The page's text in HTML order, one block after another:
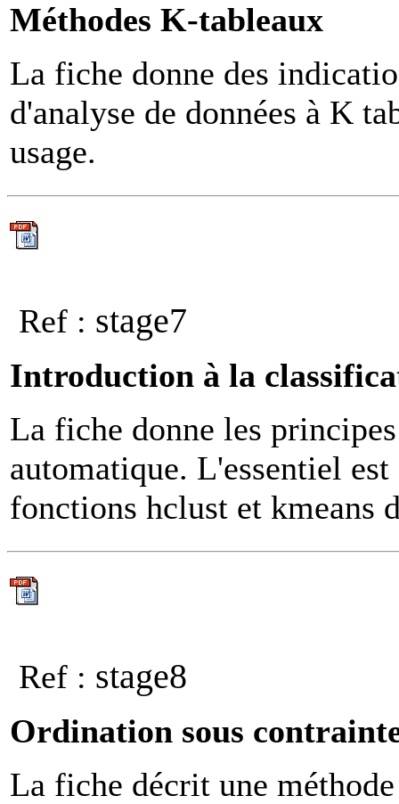
Méthodes K-tableaux
La fiche donne des
d'analyse de données à K
usage.
Ref : stage7
Introduction à la
La fiche donne les
automatique. L'essentiel
fonctions hclust et kmeans
Ref : stage8
Ordination sous
La fiche décrit une